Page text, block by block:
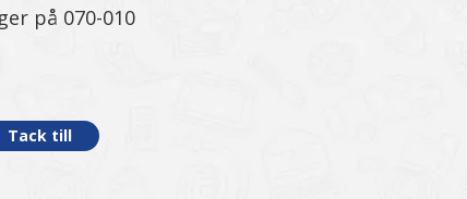
på 070-010
Tack till